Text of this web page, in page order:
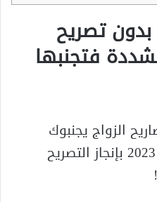
بدون تصريح
الزواج يجنبوك
عقوبة الزواج بدون تصريح 2023 بإنجاز التصريح